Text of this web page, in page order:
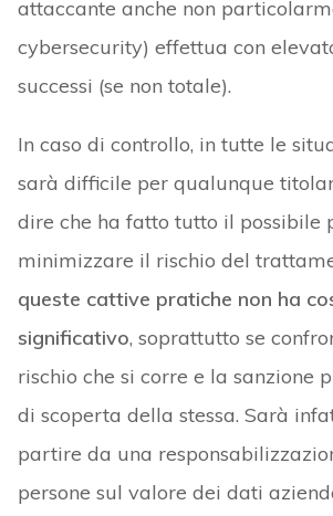
attaccante anche non
cybersecurity) effettua con
successi (se non totale).
In caso di controllo, in tutte le
sarà difficile per qualunque
dire che ha fatto tutto il possibile
minimizzare il rischio del
queste cattive pratiche non ha
significativo, soprattutto se
rischio che si corre e la sanzione
di scoperta della stessa. Sarà
partire da una
persone sul valore dei dati